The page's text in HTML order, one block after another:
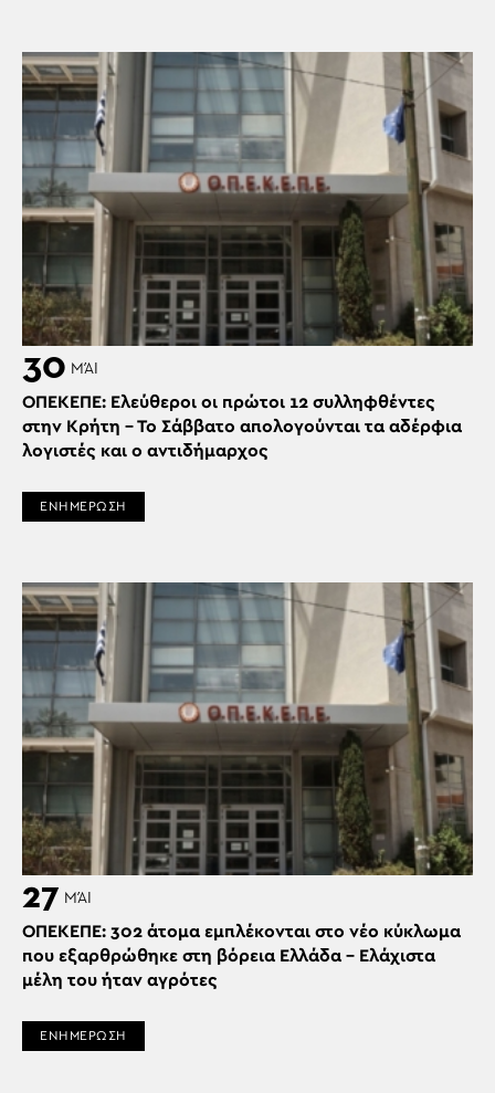
30 ΜΆΙ
ΟΠΕΚΕΠΕ: Ελεύθεροι οι πρώτοι 12 συλληφθέντες
στην Κρήτη – Το Σάββατο απολογούνται τα αδέρφια
λογιστές και ο αντιδήμαρχος
ΕΝΗΜΕΡΩΣΗ
27 ΜΆΙ
ΟΠΕΚΕΠΕ: 302 άτομα εμπλέκονται στο νέο κύκλωμα
που εξαρθρώθηκε στη βόρεια Ελλάδα – Ελάχιστα
μέλη του ήταν αγρότες
ΕΝΗΜΕΡΩΣΗ